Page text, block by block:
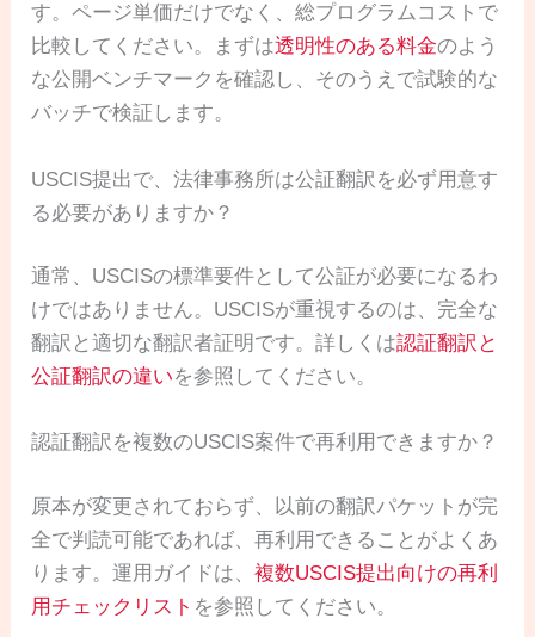
す。ページ単価だけでなく、総プログラムコストで
比較してください。まずは透明性のある料金のよう
な公開ベンチマークを確認し、そのうえで試験的な
バッチで検証します。
USCIS提出で、法律事務所は公証翻訳を必ず用意す
る必要がありますか？
通常、USCISの標準要件として公証が必要になるわ
けではありません。USCISが重視するのは、完全な
翻訳と適切な翻訳者証明です。詳しくは認証翻訳と
公証翻訳の違いを参照してください。
認証翻訳を複数のUSCIS案件で再利用できますか？
原本が変更されておらず、以前の翻訳パケットが完
全で判読可能であれば、再利用できることがよくあ
ります。運用ガイドは、複数USCIS提出向けの再利
用チェックリスト を参照してください。